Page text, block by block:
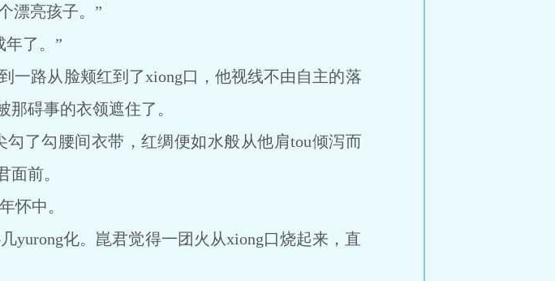
漂亮孩子。”
了。”
路从脸颊红到了xiong口，他视线不由自主的落
碍事的衣领遮住了。
了勾腰间衣带，红绸便如水般从他肩tou倾泻而
面前。
怀中。
化。崑君觉得一团火从xiong口烧起来，直